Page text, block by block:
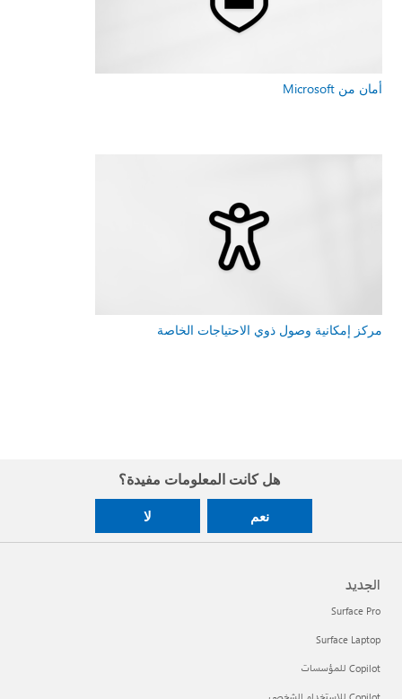
أمان من Microsoft
مركز إمكانية وصول ذوي الاحتياجات الخاصة
هل كانت المعلومات مفيدة؟
نعم لا
الجديد
Surface Pro
Surface Laptop
Copilot للمؤسسات